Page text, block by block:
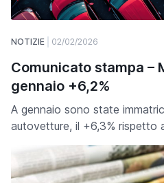
NOTIZIE 02/02/2026
Comunicato stampa –
gennaio +6,2%
A gennaio sono state
autovetture, il +6,3% rispetto